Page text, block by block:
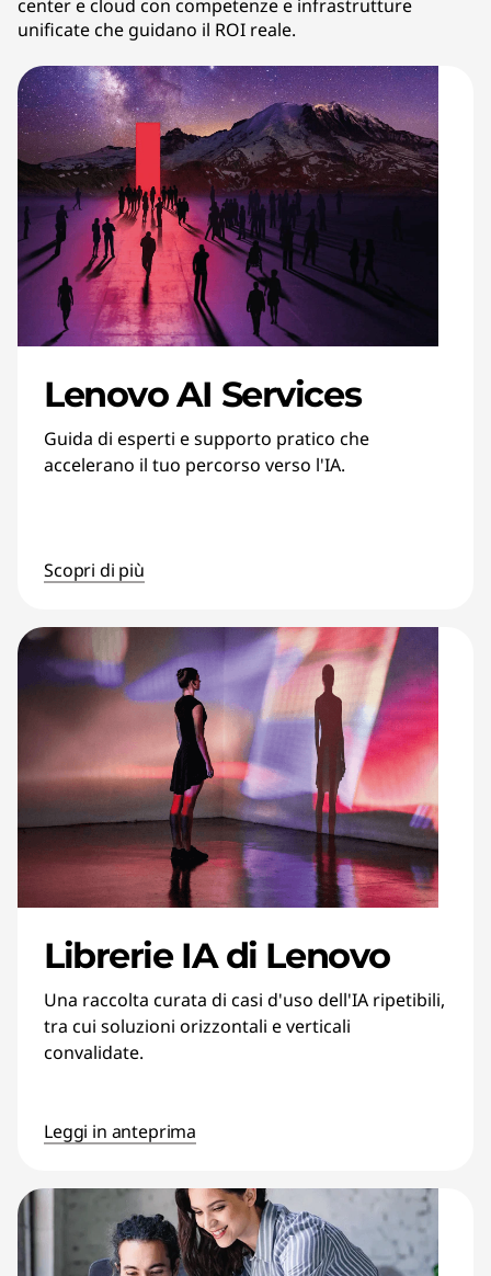
center e cloud con competenze e infrastrutture
unificate che guidano il ROI reale.
Lenovo AI Services
Guida di esperti e supporto pratico che
accelerano il tuo percorso verso l'IA.
Scopri di più
Librerie IA di Lenovo
Una raccolta curata di casi d'uso dell'IA ripetibili,
tra cui soluzioni orizzontali e verticali
convalidate.
Leggi in anteprima